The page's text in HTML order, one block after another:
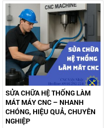
SỬA CHỮA HỆ THỐNG LÀM
MÁT MÁY CNC – NHANH
CHÓNG, HIỆU QUẢ, CHUYÊN
NGHIỆP